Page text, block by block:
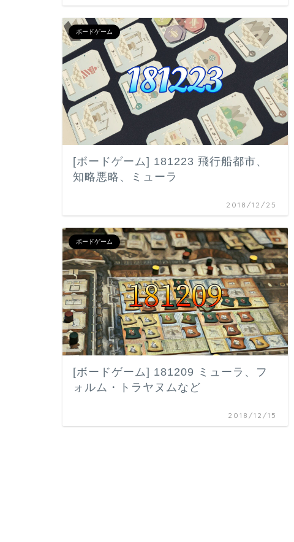
ボードゲーム
[ボードゲーム] 181223 飛行船都市、
知略悪略、ミューラ
2018/12/25
ボードゲーム
[ボードゲーム] 181209 ミューラ、フ
ォルム・トラヤヌムなど
2018/12/15